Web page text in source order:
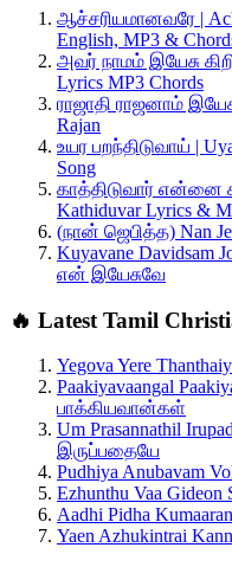
ஆச்சரியமானவரே |
English, MP3 &
அவர் நாமம் இயேசு
Lyrics MP3 Chords
ராஜாதி ராஜனாம்
Rajan
உயர பறந்திடுவாய் |
Song
காத்திடுவார் என்னை
Kathiduvar Lyrics &
(நான் ஜெபித்த) Nan
Kuyavane Davidsam
என் இயேசுவே
🔥 Latest Tamil
Yegova Yere
Paakiyavaangal
பாக்கியவான்கள்
Um Prasannathil
இருப்பதையே
Pudhiya Anubavam
Ezhunthu Vaa
Aadhi Pidha
Yaen Azhukintrai